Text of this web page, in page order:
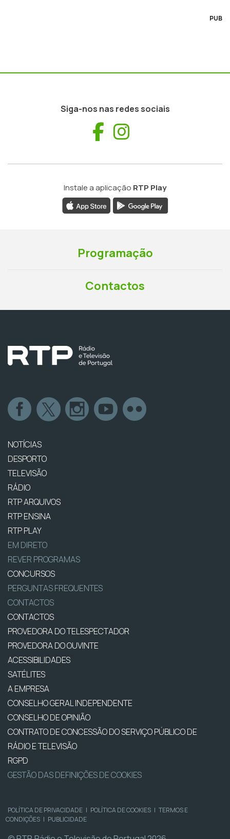
PUB
Siga-nos nas redes sociais
Facebook
Instale a aplicação RTP Play
Programação
Contactos
NOTÍCIAS
DESPORTO
TELEVISÃO
RÁDIO
RTP ARQUIVOS
RTP ENSINA
RTP PLAY
EM DIRETO
REVER PROGRAMAS
CONCURSOS
PERGUNTAS FREQUENTES
CONTACTOS
CONTACTOS
PROVEDORA DO TELESPECTADOR
PROVEDORA DO OUVINTE
ACESSIBILIDADES
SATÉLITES
A EMPRESA
CONSELHO GERAL INDEPENDENTE
CONSELHO DE OPINIÃO
CONTRATO DE CONCESSÃO DO SERVIÇO PÚBLICO DE
RÁDIO E TELEVISÃO
RGPD
GESTÃO DAS DEFINIÇÕES DE COOKIES
POLÍTICA DE PRIVACIDADE | POLÍTICA DE COOKIES | TERMOS E
CONDIÇÕES | PUBLICIDADE